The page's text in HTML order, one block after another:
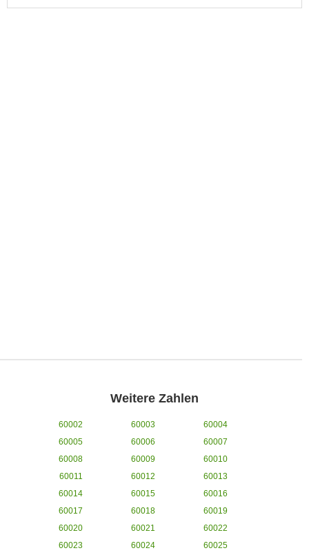
Weitere Zahlen
60002 60003
60004
60005
60006
60007
60008
60009
60010
60011
60012
60013
60014
60015
60016
60017
60018
60019
60020
60021
60022
60023
60024
60025